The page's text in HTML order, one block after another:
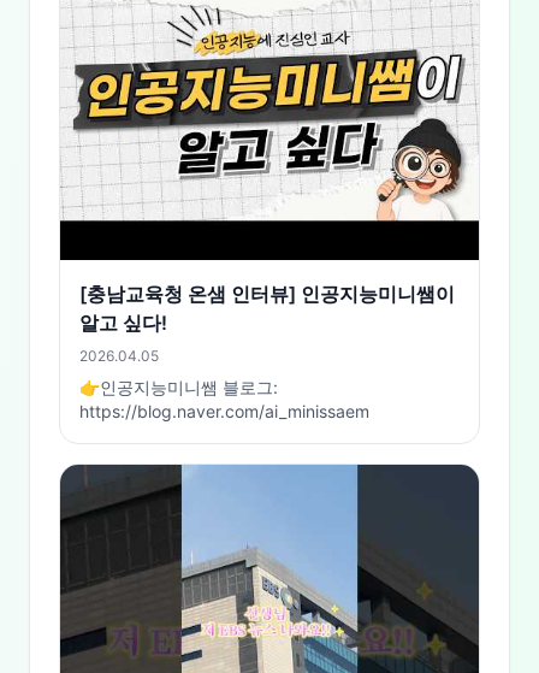
[충남교육청 온샘 인터뷰] 인공지능미니쌤이
알고 싶다!
2026.04.05
👉인공지능미니쌤 블로그:
https://blog.naver.com/ai_minissaem